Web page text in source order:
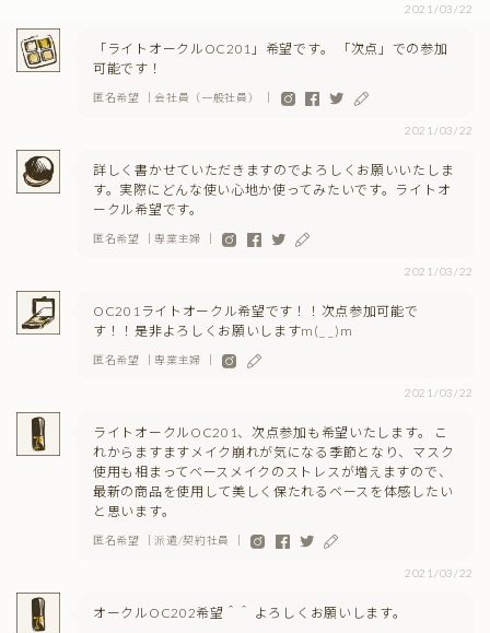
2021/03/22
「ライトオークルOC201」希望です。 「次点」での参加
可能です！
匿名希望 ｜会社員（一般社員） ｜
2021/03/22
詳しく書かせていただきますのでよろしくお願いいたしま
す。実際にどんな使い心地か使ってみたいです。ライトオ
ークル希望です。
匿名希望 ｜専業主婦 ｜
2021/03/22
OC201ライトオークル希望です！！次点参加可能で
す！！是非よろしくお願いしますm(_ _)m
匿名希望 ｜専業主婦 ｜
2021/03/22
ライトオークルOC201、次点参加も希望いたします。 こ
れからますますメイク崩れが気になる季節となり、マスク
使用も相まってベースメイクのストレスが増えますので、
最新の商品を使用して美しく保たれるベースを体感したい
と思います。
匿名希望 ｜派遣/契約社員 ｜
2021/03/22
オークルOC202希望＾＾ よろしくお願いします。